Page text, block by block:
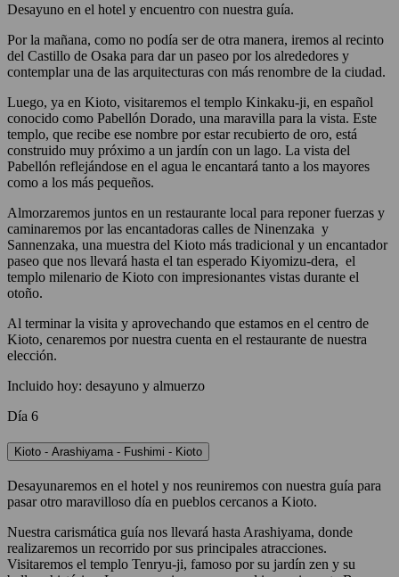
Desayuno en el hotel y encuentro con nuestra guía.
Por la mañana, como no podía ser de otra manera, iremos al recinto
del Castillo de Osaka para dar un paseo por los alrededores y
contemplar una de las arquitecturas con más renombre de la ciudad.
Luego, ya en Kioto, visitaremos el templo Kinkaku-ji, en español
conocido como Pabellón Dorado, una maravilla para la vista. Este
templo, que recibe ese nombre por estar recubierto de oro, está
construido muy próximo a un jardín con un lago. La vista del
Pabellón reflejándose en el agua le encantará tanto a los mayores
como a los más pequeños.
Almorzaremos juntos en un restaurante local para reponer fuerzas y
caminaremos por las encantadoras calles de Ninenzaka y
Sannenzaka, una muestra del Kioto más tradicional y un encantador
paseo que nos llevará hasta el tan esperado Kiyomizu-dera, el
templo milenario de Kioto con impresionantes vistas durante el
otoño.
Al terminar la visita y aprovechando que estamos en el centro de
Kioto, cenaremos por nuestra cuenta en el restaurante de nuestra
elección.
Incluido hoy: desayuno y almuerzo
Día 6
Kioto - Arashiyama - Fushimi - Kioto
Desayunaremos en el hotel y nos reuniremos con nuestra guía para
pasar otro maravilloso día en pueblos cercanos a Kioto.
Nuestra carismática guía nos llevará hasta Arashiyama, donde
realizaremos un recorrido por sus principales atracciones.
Visitaremos el templo Tenryu-ji, famoso por su jardín zen y su